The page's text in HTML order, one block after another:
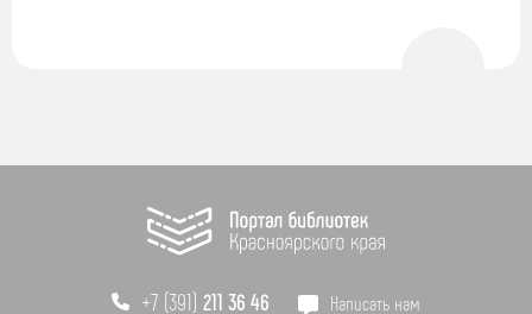
+7 (391) 211 36 46 Написать нам